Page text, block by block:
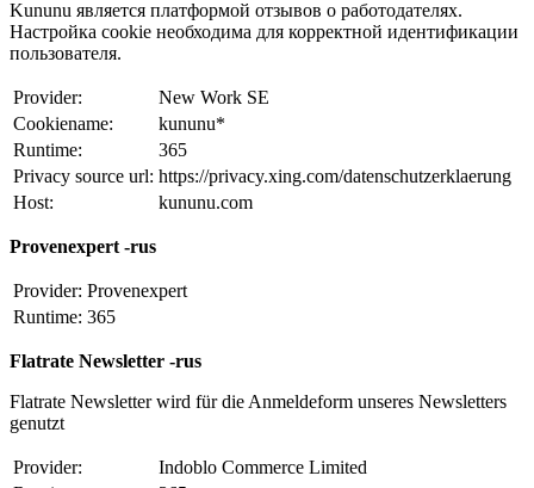
Kununu является платформой отзывов о работодателях.
Настройка cookie необходима для корректной идентификации
пользователя.
Provider:
New Work SE
Cookiename:
kununu*
Runtime:
365
Privacy source url: https://privacy.xing.com/datenschutzerklaerung
Host:
kununu.com
Provenexpert -rus
Provider: Provenexpert
Runtime: 365
Flatrate Newsletter -rus
Flatrate Newsletter wird für die Anmeldeform unseres Newsletters
genutzt
Provider:
Indoblo Commerce Limited